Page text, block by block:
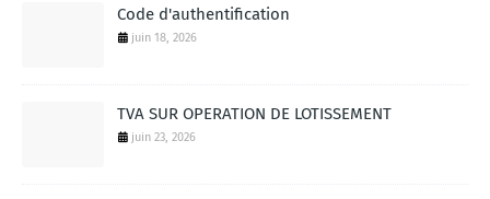
Code d'authentification
juin 18, 2026
TVA SUR OPERATION DE LOTISSEMENT
juin 23, 2026